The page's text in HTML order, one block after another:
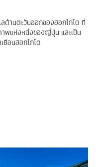
ด้านตะวันออกของฮอกไกโด ที่
พแห่งหนึ่งของญี่ปุ่น และเป็น
ยือนฮอกไกโด